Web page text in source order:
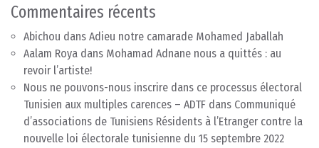
Commentaires récents
Abichou dans Adieu notre camarade Mohamed Jaballah
Aalam Roya dans Mohamad Adnane nous a quittés : au
revoir l’artiste!
Nous ne pouvons-nous inscrire dans ce processus électoral
Tunisien aux multiples carences – ADTF dans Communiqué
d’associations de Tunisiens Résidents à l’Etranger contre la
nouvelle loi électorale tunisienne du 15 septembre 2022